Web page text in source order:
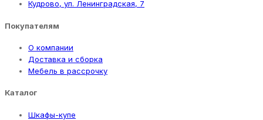
Кудрово, ул. Ленинградская, 7
Покупателям
О компании
Доставка и сборка
Мебель в рассрочку
Каталог
Шкафы-купе